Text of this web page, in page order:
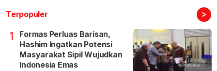
Terpopuler >
1
Formas Perluas Barisan,
Hashim Ingatkan Potensi
Masyarakat Sipil Wujudkan
Indonesia Emas